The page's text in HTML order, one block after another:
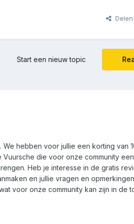
Delen
Start een nieuw topic
hebben voor jullie een korting van
die voor onze community
Heb je interesse in de gratis
en jullie vragen en
voor onze community kan zijn in de